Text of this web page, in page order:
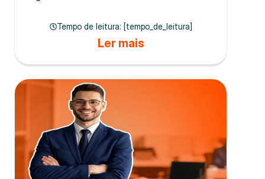
Tempo de leitura: [tempo_de_leitura]
Ler mais